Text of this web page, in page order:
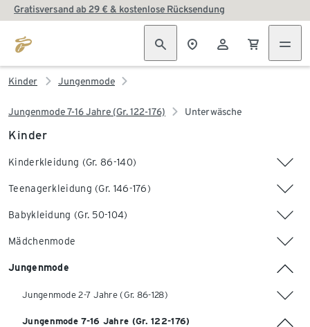
Gratisversand ab 29 € & kostenlose Rücksendung
Kinder Jungenmode
Jungenmode 7-16 Jahre (Gr. 122-176) Unterwäsche
Kinder
Kinderkleidung (Gr. 86-140)
Teenagerkleidung (Gr. 146-176)
Babykleidung (Gr. 50-104)
Mädchenmode
Jungenmode
Jungenmode 2-7 Jahre (Gr. 86-128)
Jungenmode 7-16 Jahre (Gr. 122-176)